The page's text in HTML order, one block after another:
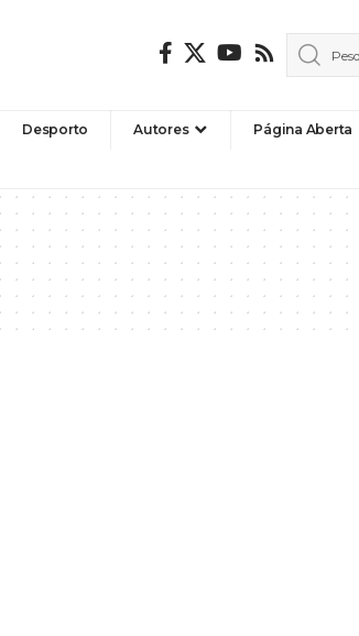
Desporto Autores Página Aberta